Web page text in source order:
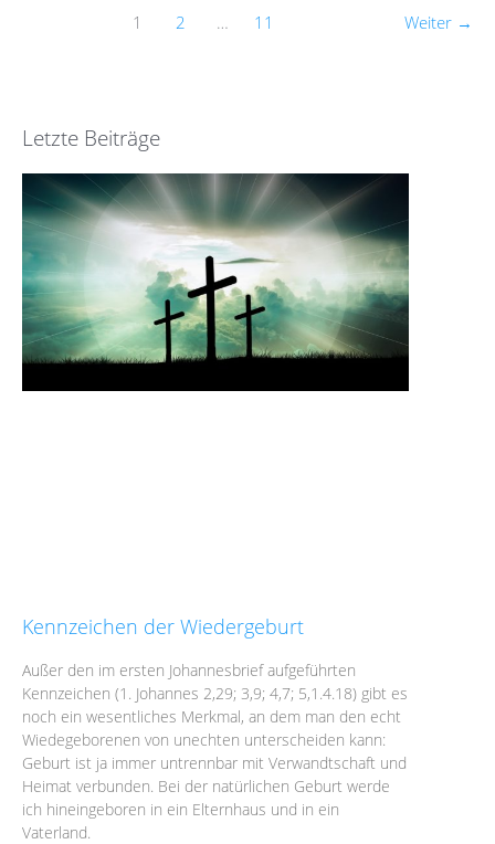
1 2 … 11 Weiter →
Letzte Beiträge
Kennzeichen der Wiedergeburt
Außer den im ersten Johannesbrief aufgeführten
Kennzeichen (1. Johannes 2,29; 3,9; 4,7; 5,1.4.18) gibt es
noch ein wesentliches Merkmal, an dem man den echt
Wiedegeborenen von unechten unterscheiden kann:
Geburt ist ja immer untrennbar mit Verwandtschaft und
Heimat verbunden. Bei der natürlichen Geburt werde
ich hineingeboren in ein Elternhaus und in ein
Vaterland.